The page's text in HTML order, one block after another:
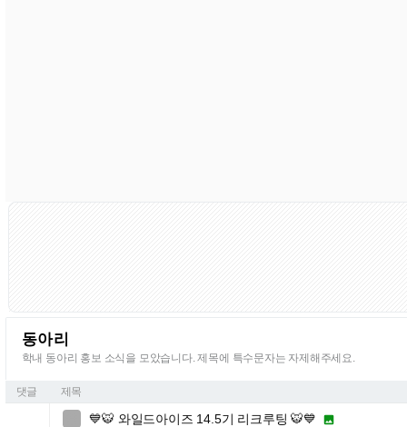
동아리
학내 동아리 홍보 소식을 모았습니다. 제목에 특수문자는 자제해주세요.
댓글 제목
💙🐯 와일드아이즈 14.5기 리크루팅 🐯💙 